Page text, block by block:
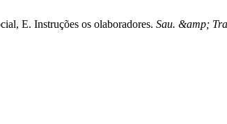
E. Instruções os olaboradores. Sau. &amp;